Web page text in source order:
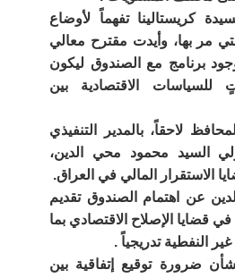
كريستالينا تفهماً لأوضاع
مر بها، وأيدت مقترح معالي
برنامج مع الصندوق ليكون
للسياسات الاقتصادية بين
لاحقاً، بالمدير التنفيذي
السيد محمود محي الدين،
الاستقرار المالي في العراق.
عن اهتمام الصندوق تقديم
في قضايا الإصلاح الاقتصادي بما
النفطية تدريجياً .
ضرورة توقيع إتفاقية بين